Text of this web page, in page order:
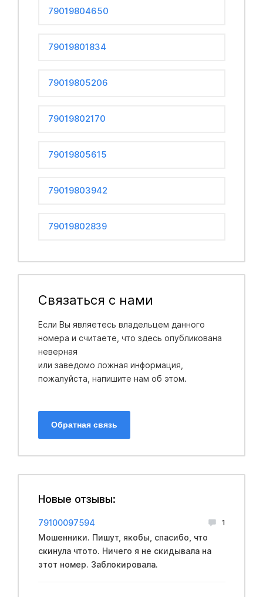
79019804650
79019801834
79019805206
79019802170
79019805615
79019803942
79019802839
Связаться с нами
Если Вы являетесь владельцем данного
номера и считаете, что здесь опубликована
неверная
или заведомо ложная информация,
пожалуйста, напишите нам об этом.
Обратная связь
Новые отзывы:
79100097594 1
Мошенники. Пишут, якобы, спасибо, что
скинула чтото. Ничего я не скидывала на
этот номер. Заблокировала.